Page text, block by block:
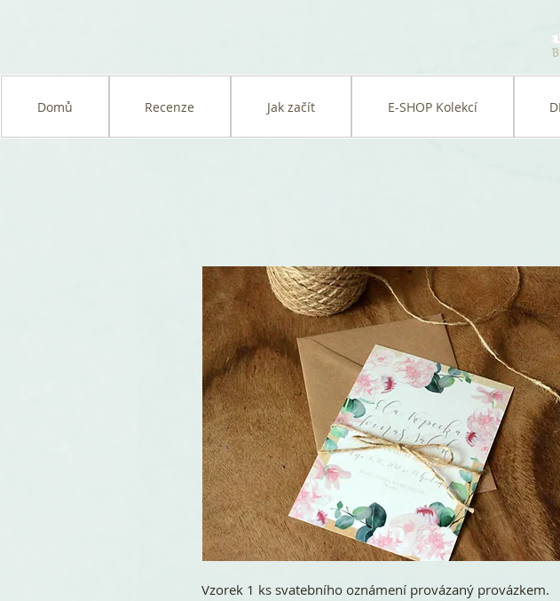
Domů Recenze Jak začít E-SHOP Kolekcí
Vzorek 1 ks svatebního oznámení provázaný provázkem.